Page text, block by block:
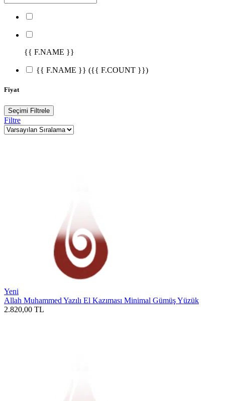
{{ F.NAME }}
{{ F.NAME }} ({{ F.COUNT }})
Fiyat
Seçimi Filtrele
Filtre
Yeni
Allah Muhammed Yazılı El Kazıması Minimal Gümüş Yüzük
2.820,00 TL